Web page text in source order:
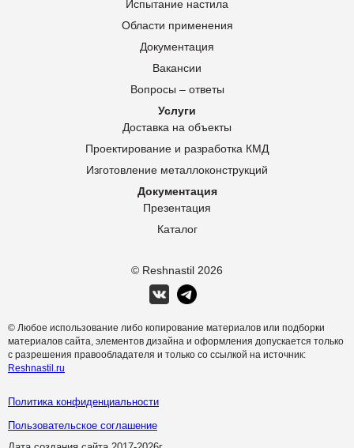
© Reshnastil 2026
Испытание настила
Области применения
Документация
Вакансии
Вопросы – ответы
Услуги
Доставка на объекты
Проектирование и разработка КМД
Изготовление металлоконструкций
Документация
Презентация
Каталог
© Любое использование либо копирование материалов или подборки
материалов сайта, элементов дизайна и оформления допускается только
с разрешения правообладателя и только со ссылкой на источник:
Reshnastil.ru
Политика конфиденциальности
Пользовательское соглашение